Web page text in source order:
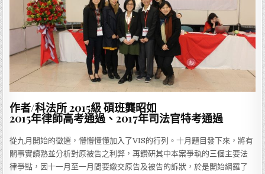
作者/科法所 2015級 碩班龔昭如
2015年律師高考通過、2017年司法官特考通過
從九月開始的徵選，懵懵懂懂加入了VIS的行列。十月題目發下來，將有
關事實讀熟並分析對原被告之利弊，再鑽研其中本案爭執的三個主要法
律爭點，因十一月至一月間要繳交原告及被告的訴狀，於是開始網羅了